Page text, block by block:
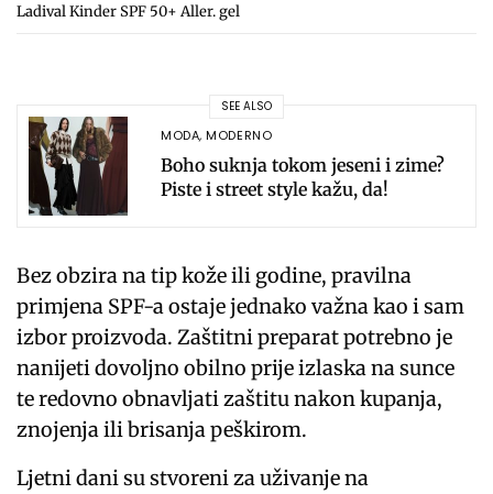
Ladival Kinder SPF 50+ Aller. gel
SEE ALSO
MODA,MODERNO
Boho suknja tokom jeseni i zime?
Piste i street style kažu, da!
Bez obzira na tip kože ili godine, pravilna
primjena SPF-a ostaje jednako važna kao i sam
izbor proizvoda. Zaštitni preparat potrebno je
nanijeti dovoljno obilno prije izlaska na sunce
te redovno obnavljati zaštitu nakon kupanja,
znojenja ili brisanja peškirom.
Ljetni dani su stvoreni za uživanje na